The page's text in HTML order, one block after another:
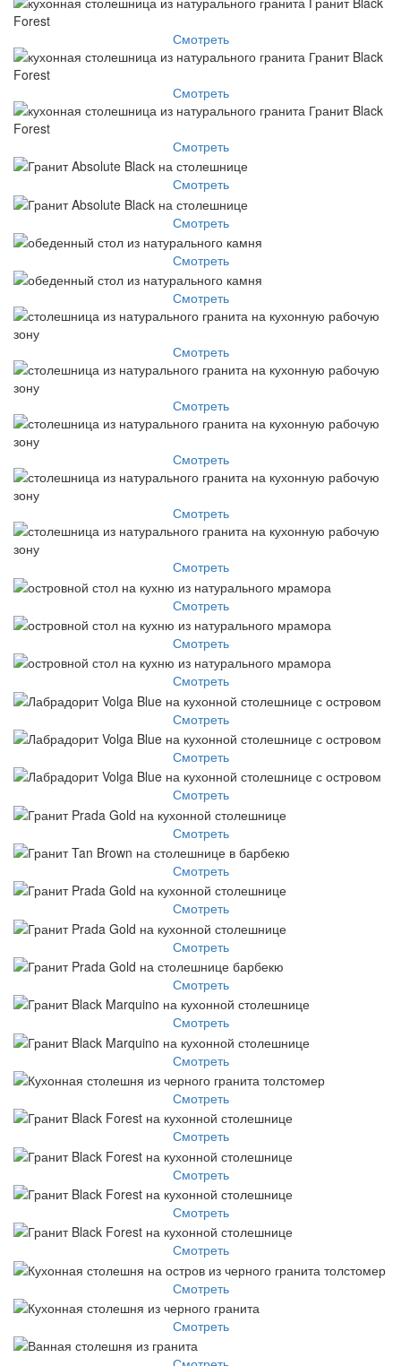
Смотреть
Смотреть
Смотреть
Смотреть
Смотреть
Смотреть
Смотреть
Смотреть
Смотреть
Смотреть
Смотреть
Смотреть
Смотреть
Смотреть
Смотреть
Смотреть
Смотреть
Смотреть
Смотреть
Смотреть
Смотреть
Смотреть
Смотреть
Смотреть
Смотреть
Смотреть
Смотреть
Смотреть
Смотреть
Смотреть
Смотреть
Смотреть